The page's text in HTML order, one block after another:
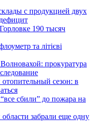
с продукцией двух
190 тысяч
та літієві
прокуратура
сезон: в
сбили” до пожара на
забрали еще одну